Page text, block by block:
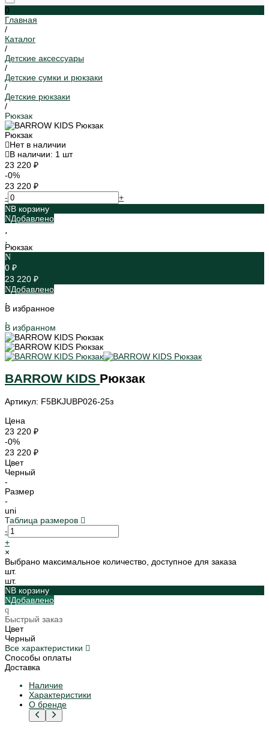
0
Главная
/
Каталог
/
Детские аксессуары
/
Детские сумки и рюкзаки
/
Детские рюкзаки
/
Рюкзак
Рюкзак
Нет в наличии
В наличии: 1 шт
23 220 ₽
-0%
23 220 ₽
-
+
В корзину
Добавлено
Рюкзак
0 ₽
23 220 ₽
Добавлено
В избранное
В избранном
BARROW KIDS Рюкзак
Артикул: F5BKJUBP026-25з
Цена
23 220 ₽
-0%
23 220 ₽
Цвет
Черный
-
Размер
-
uni
Таблица размеров
-
+
×
Выбрано максимальное количество, доступное для заказа
шт.
шт.
В корзину
Добавлено
Быстрый заказ
Цвет
Черный
Все характеристики
Способы оплаты
Доставка
Наличие
Характеристики
О бренде